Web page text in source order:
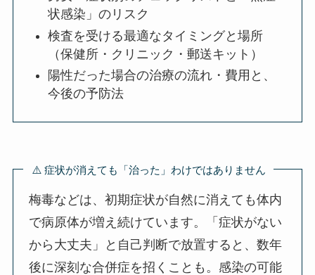
状感染」のリスク
検査を受ける最適なタイミングと場所
（保健所・クリニック・郵送キット）
陽性だった場合の治療の流れ・費用と、
今後の予防法
⚠️ 症状が消えても「治った」わけではありません
梅毒などは、初期症状が自然に消えても体内
で病原体が増え続けています。「症状がない
から大丈夫」と自己判断で放置すると、数年
後に深刻な合併症を招くことも。感染の可能